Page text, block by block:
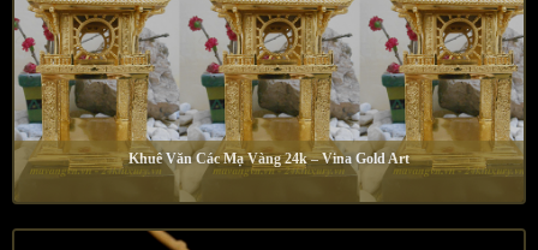
Khuê Văn Các Mạ Vàng 24k – Vina Gold Art